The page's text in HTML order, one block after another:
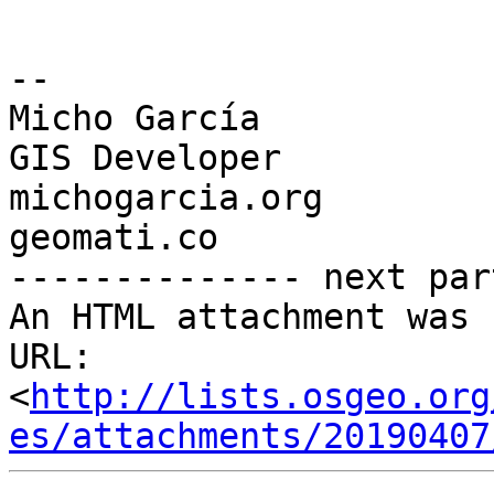
--
Micho García
GIS Developer
michogarcia.org
geomati.co
-------------- next
An HTML attachment
URL:
<http://
es/attachments/